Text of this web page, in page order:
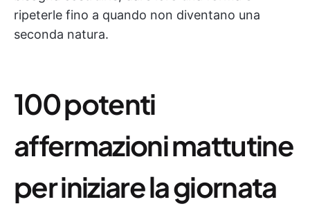
ripeterle fino a quando non diventano una
seconda natura.
100 potenti
affermazioni mattutine
per iniziare la giornata